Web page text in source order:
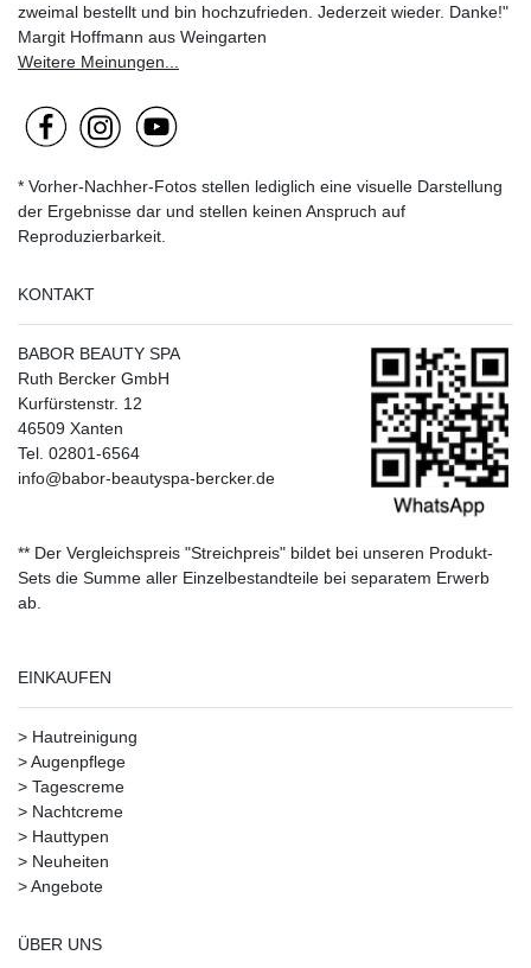
zweimal bestellt und bin hochzufrieden. Jederzeit wieder. Danke!"
Margit Hoffmann aus Weingarten
Weitere Meinungen...
* Vorher-Nachher-Fotos stellen lediglich eine visuelle Darstellung
der Ergebnisse dar und stellen keinen Anspruch auf
Reproduzierbarkeit.
KONTAKT
BABOR BEAUTY SPA
Ruth Bercker GmbH
Kurfürstenstr. 12
46509 Xanten
Tel. 02801-6564
info@babor-beautyspa-bercker.de
** Der Vergleichspreis "Streichpreis" bildet bei unseren Produkt-
Sets die Summe aller Einzelbestandteile bei separatem Erwerb
ab.
EINKAUFEN
> Hautreinigung
>Augenpflege
> Tagescreme
> Nachtcreme
> Hauttypen
> Neuheiten
>Angebote
ÜBER UNS